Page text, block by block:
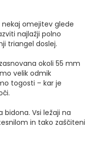
omejitev glede
najlažji polno
triangel doslej.
okoli 55 mm
velik odmik
togosti – kar je
bidona. Vsi ležaji na
in tako zaščiteni